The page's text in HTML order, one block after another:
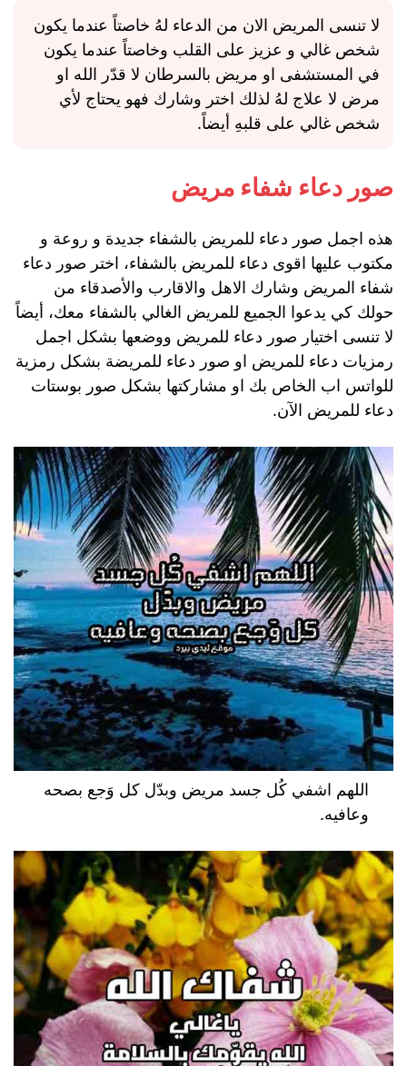
لا تنسى المريض الان من الدعاء لهُ خاصتاً عندما يكون
شخص غالي و عزيز على القلب وخاصتاً عندما يكون
في المستشفى او مريض بالسرطان لا قدّر الله او
مرض لا علاج لهُ لذلك اختر وشارك فهو يحتاج لأي
شخص غالي على قلبهِ أيضاً.
صور دعاء شفاء مريض
هذه اجمل صور دعاء للمريض بالشفاء جديدة و روعة و
مكتوب عليها اقوى دعاء للمريض بالشفاء، اختر صور دعاء
شفاء المريض وشارك الاهل والاقارب والأصدقاء من
حولك كي يدعوا الجميع للمريض الغالي بالشفاء معك، أيضاً
لا تنسى اختيار صور دعاء للمريض ووضعها بشكل اجمل
رمزيات دعاء للمريض او صور دعاء للمريضة بشكل رمزية
للواتس اب الخاص بك او مشاركتها بشكل صور بوستات
دعاء للمريض الآن.
اللهم اشفي كُل جسد مريض وبدّل كل وَجع بصحه
وعافيه.